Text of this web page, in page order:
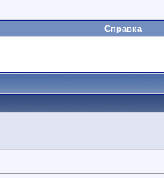
Справка